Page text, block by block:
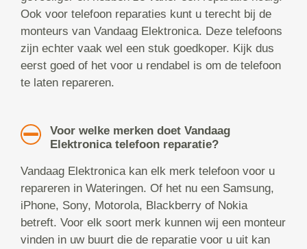
Ook voor telefoon reparaties kunt u terecht bij de
monteurs van Vandaag Elektronica. Deze telefoons
zijn echter vaak wel een stuk goedkoper. Kijk dus
eerst goed of het voor u rendabel is om de telefoon
te laten repareren.
Voor welke merken doet Vandaag
Elektronica telefoon reparatie?
Vandaag Elektronica kan elk merk telefoon voor u
repareren in Wateringen. Of het nu een Samsung,
iPhone, Sony, Motorola, Blackberry of Nokia
betreft. Voor elk soort merk kunnen wij een monteur
vinden in uw buurt die de reparatie voor u uit kan